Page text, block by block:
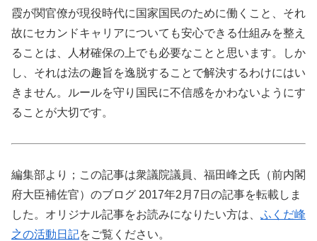
霞が関官僚が現役時代に国家国民のために働くこと、それ
故にセカンドキャリアについても安心できる仕組みを整え
ることは、人材確保の上でも必要なことと思います。しか
し、それは法の趣旨を逸脱することで解決するわけにはい
きません。ルールを守り国民に不信感をかわないようにす
ることが大切です。
編集部より；この記事は衆議院議員、福田峰之氏（前内閣
府大臣補佐官）のブログ 2017年2月7日の記事を転載しま
した。オリジナル記事をお読みになりたい方は、 ふくだ峰
之の活動日記をご覧ください。